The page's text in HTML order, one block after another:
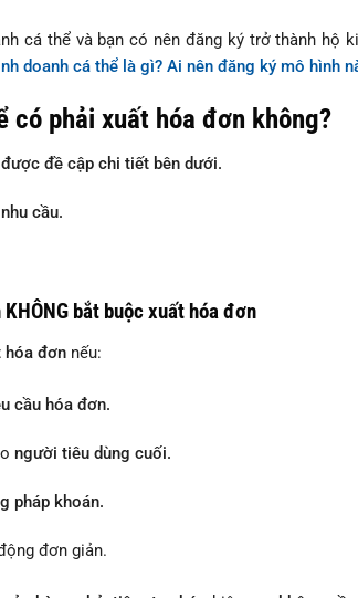
cá thể và bạn có nên đăng ký trở thành hộ
doanh cá thể là gì? Ai nên đăng ký mô hình
có phải xuất hóa đơn không?
đề cập chi tiết bên dưới.
cầu.
bắt buộc xuất hóa đơn
hóa đơn nếu:
cầu hóa đơn.
người tiêu dùng cuối.
pháp khoán.
đơn giản.